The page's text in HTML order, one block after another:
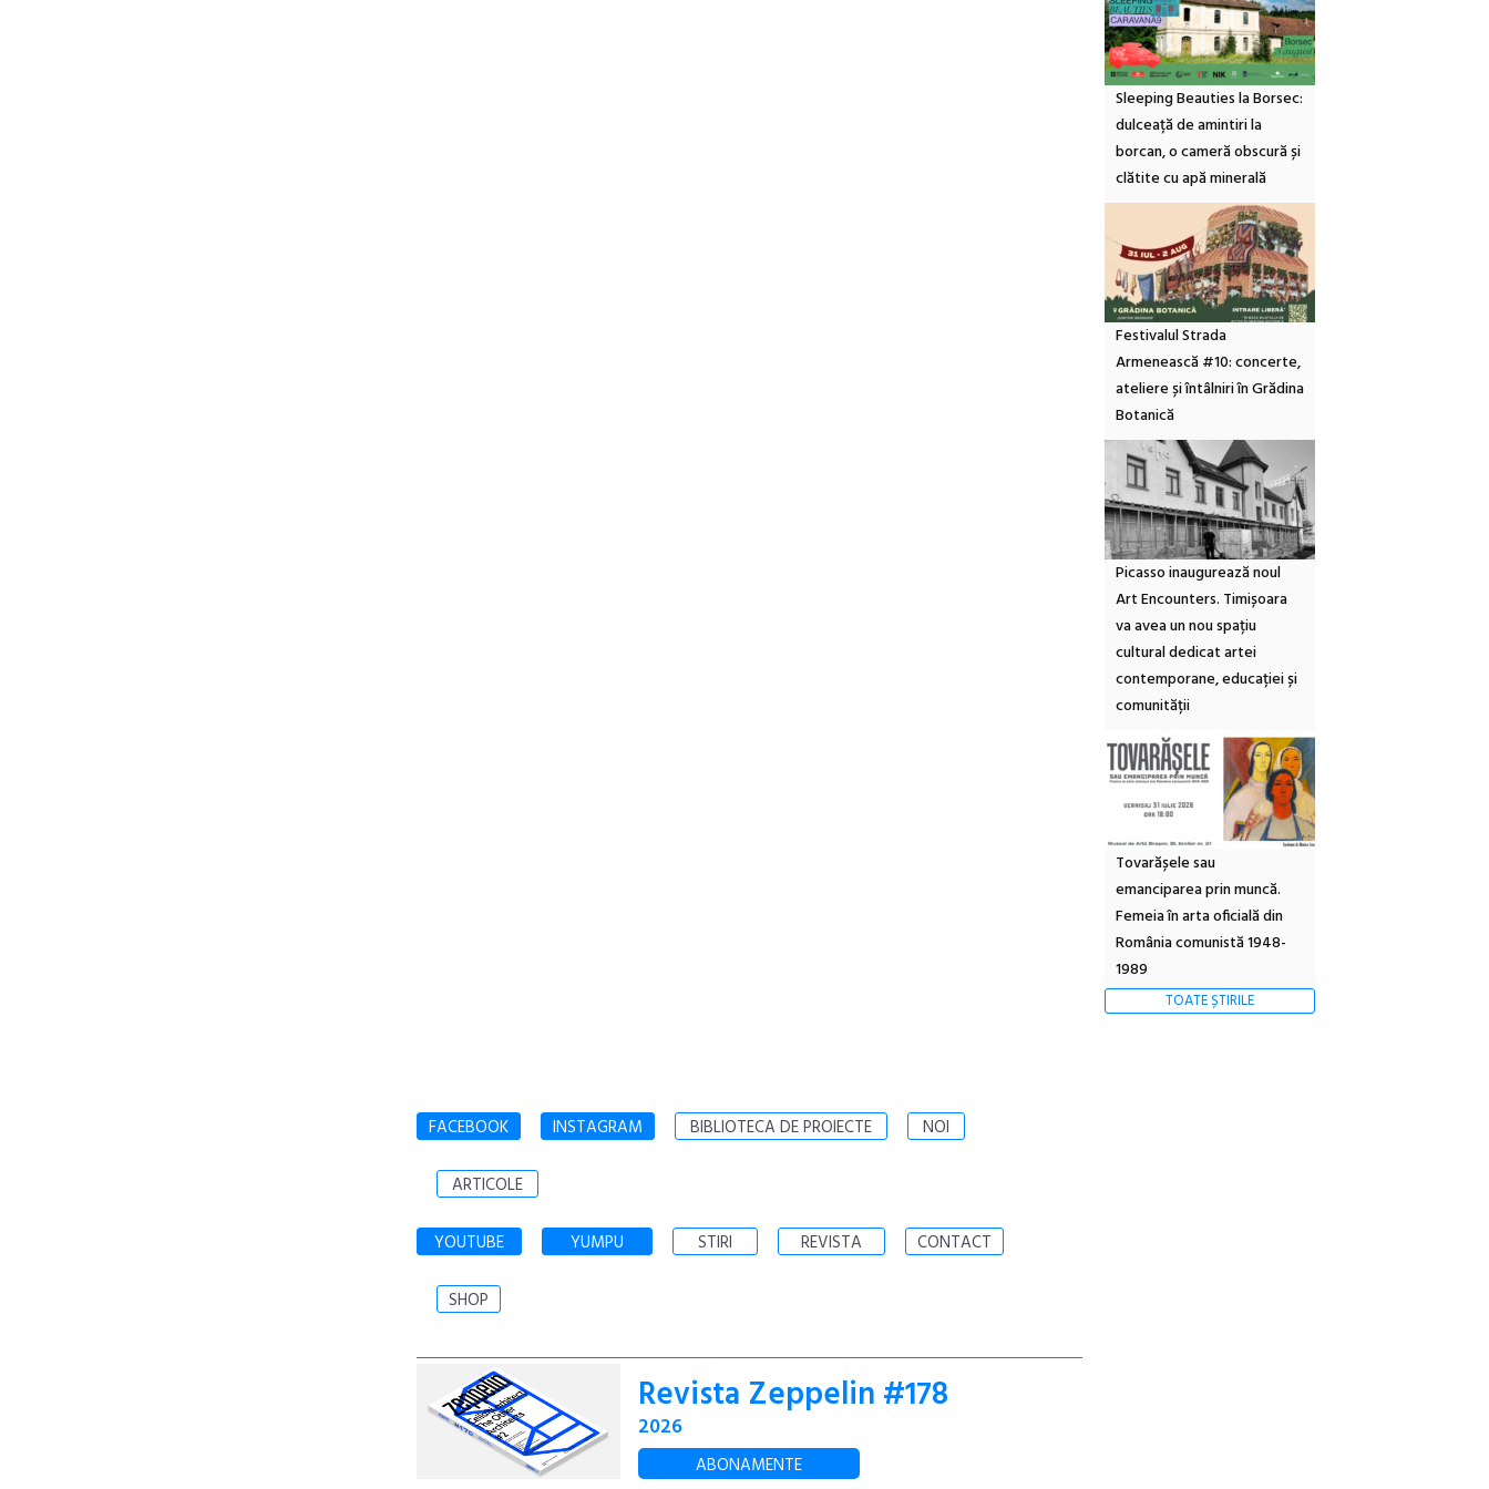
Sleeping Beauties la Borsec:
dulceață de amintiri la
borcan, o cameră obscură și
clătite cu apă minerală
Festivalul Strada
Armenească #10: concerte,
ateliere și întâlniri în Grădina
Botanică
Picasso inaugurează noul
Art Encounters. Timișoara
va avea un nou spațiu
cultural dedicat artei
contemporane, educației și
comunității
Tovarășele sau
emanciparea prin muncă.
Femeia în arta oficială din
România comunistă 1948-
1989
TOATE ȘTIRILE
FACEBOOK INSTAGRAM BIBLIOTECA DE PROIECTE NOI
ARTICOLE
YOUTUBE YUMPU STIRI REVISTA CONTACT
SHOP
Revista Zeppelin #178
2026
ABONAMENTE